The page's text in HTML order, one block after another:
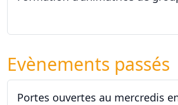
Evènements passés
Portes ouvertes au mercredis